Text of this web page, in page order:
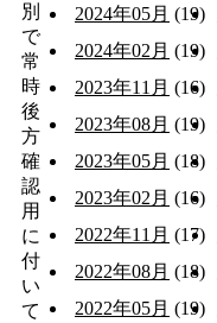
別
で
常
時
後
方
確
認
用
に
付
い
て
2024年05月 (19)
2024年02月 (19)
2023年11月 (16)
2023年08月 (19)
2023年05月 (18)
2023年02月 (16)
2022年11月 (17)
2022年08月 (18)
2022年05月 (19)